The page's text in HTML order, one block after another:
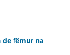
de fêmur na